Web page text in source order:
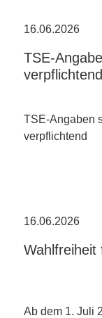
16.06.2026
TSE-
verpflichtend
TSE-Angaben
verpflichtend
16.06.2026
Wahlfreiheit
Ab dem 1. Juli